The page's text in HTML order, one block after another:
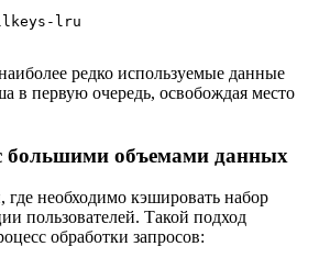
редко используемые данные
в первую очередь, освобождая место
большими объемами данных
где необходимо кэшировать набор
пользователей. Такой подход
обработки запросов: